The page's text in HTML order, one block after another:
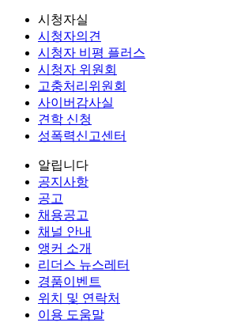
시청자실
시청자의견
시청자 비평 플러스
시청자 위원회
고충처리위원회
사이버감사실
견학 신청
성폭력신고센터
알립니다
공지사항
공고
채용공고
채널 안내
앵커 소개
리더스 뉴스레터
경품이벤트
위치 및 연락처
이용 도움말